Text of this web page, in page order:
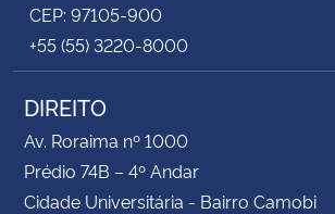
CEP: 97105-900
+55 (55) 3220-8000
DIREITO
Av. Roraima nº 1000
Prédio 74B – 4º Andar
Cidade Universitária - Bairro Camobi